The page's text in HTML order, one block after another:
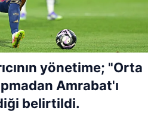
yönetime; "Orta
Amrabat'ı
belirtildi.